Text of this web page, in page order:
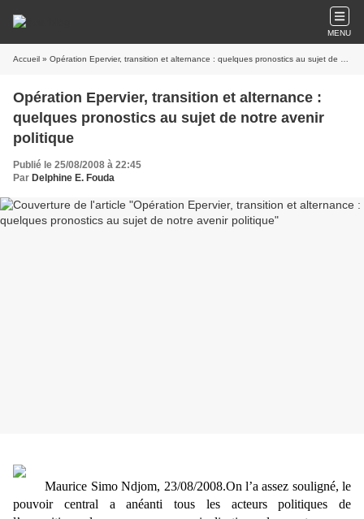
MENU
Accueil » Opération Epervier, transition et alternance : quelques pronostics au sujet de notre avenir politique
Opération Epervier, transition et alternance :
quelques pronostics au sujet de notre avenir
politique
Publié le 25/08/2008 à 22:45
Par Delphine E. Fouda
Maurice Simo Ndjom, 23/08/2008.On l’a assez souligné, le
pouvoir central a anéanti tous les acteurs politiques de